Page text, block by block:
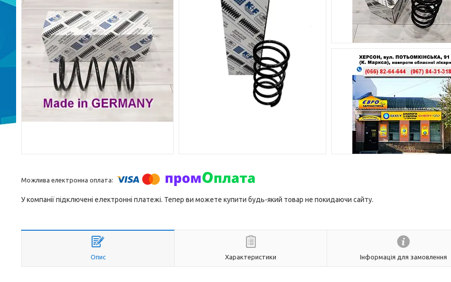
У компанії підключені електронні платежі. Тепер ви можете купити будь-який товар не покидаючи сайту.
Опис Характеристики Інформація для замовлення